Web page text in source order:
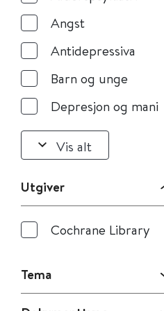
Angst
Antidepressiva
Barn og unge
Depresjon og mani
Vis alt
Utgiver
Cochrane Library
Tema